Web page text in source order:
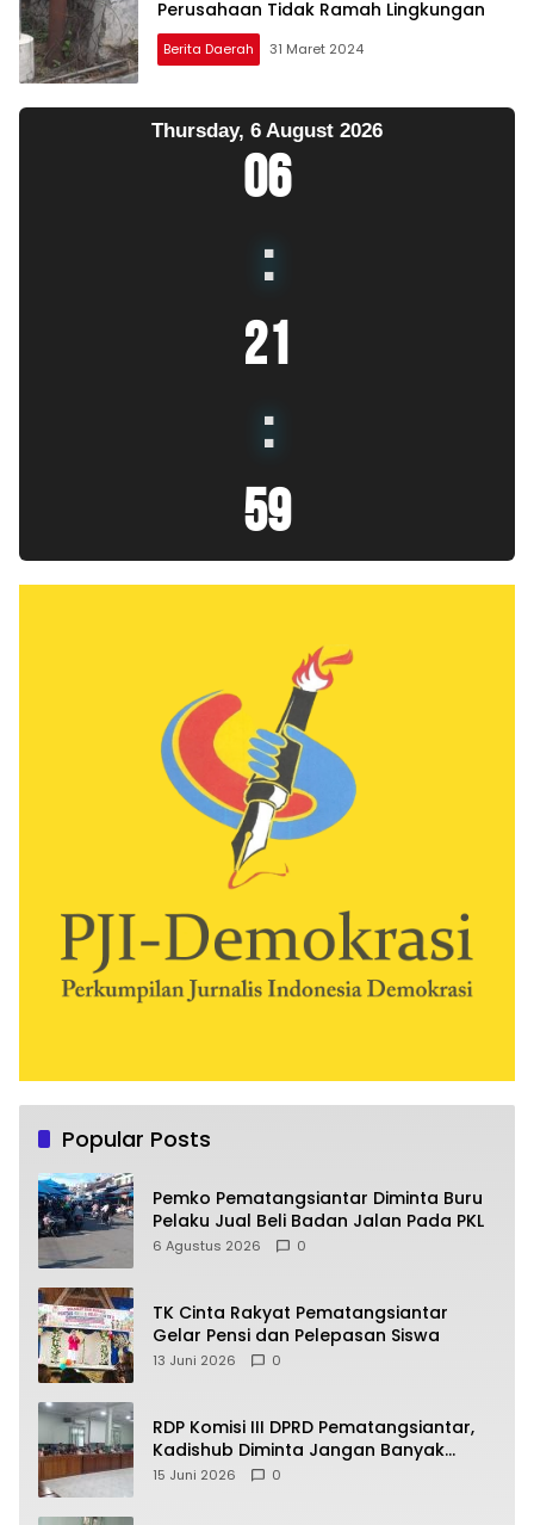
Perusahaan Tidak Ramah Lingkungan
Berita Daerah 31 Maret 2024
Thursday, 6 August 2026
06
:
22
:
00
Popular Posts
Pemko Pematangsiantar Diminta Buru
Pelaku Jual Beli Badan Jalan Pada PKL
6 Agustus 2026 0
TK Cinta Rakyat Pematangsiantar
Gelar Pensi dan Pelepasan Siswa
13 Juni 2026 0
RDP Komisi III DPRD Pematangsiantar,
Kadishub Diminta Jangan Banyak
Alasan
15 Juni 2026 0